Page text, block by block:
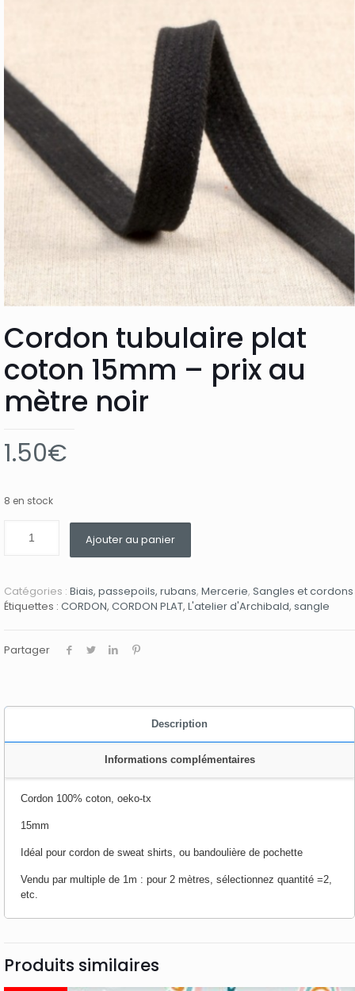
Cordon tubulaire plat
coton 15mm – prix au
mètre noir
1.50€
8 en stock
Ajouter au panier
Catégories : Biais, passepoils, rubans, Mercerie, Sangles et cordons
Étiquettes : CORDON, CORDON PLAT, L'atelier d'Archibald, sangle
Partager
Description
Informations complémentaires
Cordon 100% coton, oeko-tx
15mm
Idéal pour cordon de sweat shirts, ou bandoulière de pochette
Vendu par multiple de 1m : pour 2 mètres, sélectionnez quantité =2,
etc.
Produits similaires